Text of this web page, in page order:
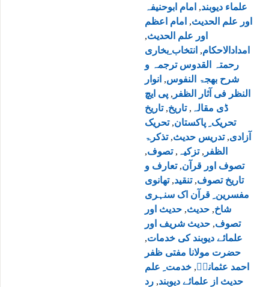
علماء دیوبند, امام ابوحنیفہ
اور علم الحدیث, امام اعظم
اور علم الحدیث,
امدادالاحکام, انتخاب ِبخاری
رحمتہ القدوس ترجمہ و
شرح بھجۃ النفوس, انوار
النظر فی آثار الظفر , پی ایچ
ڈی مقالہ ,تاریخ,تاریخ
تحریک ِ پاکستان,تحریک
آزادی,تدریس حدیث,تذکرۃ
الظفر ,تزکیہ ,تصوف,
تصوف اور قرآن,تعارف و
تاریخ تصوف,تنقید,تھانوی
مفسرین ِ قرآن اک سنہری
شاخ, حدیث, حدیث اور
تصوف, حدیث شریف اور
علمائے دیوبند کی خدمات,
حضرت مولانا مفتی ظفر
احمد عثمانیؒ, خدمت ِ علم
حدیث از علمائے دیوبند, رد